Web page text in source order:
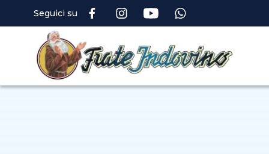
Seguici su